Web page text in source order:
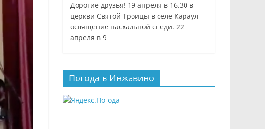
Дорогие друзья! 19 апреля в 16.30 в
церкви Святой Троицы в селе Караул
освящение пасхальной снеди. 22
апреля в 9
Погода в Инжавино